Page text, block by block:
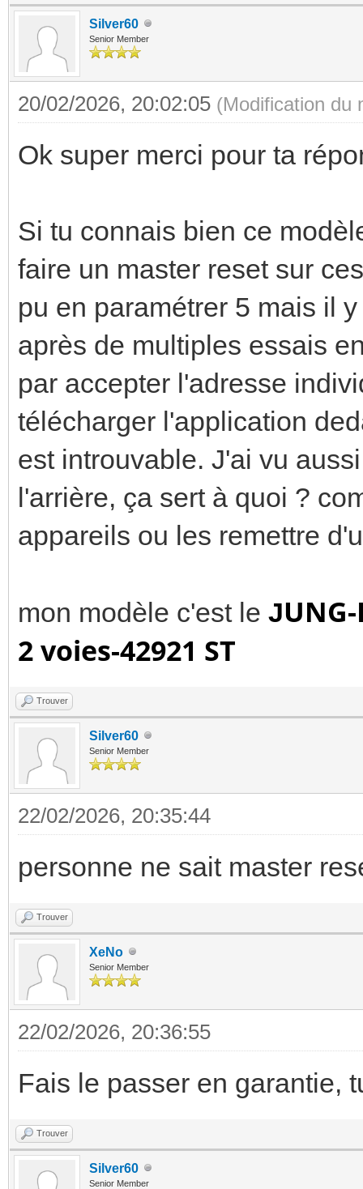
Silver60
Senior Member
20/02/2026, 20:02:05 (Modification du
Ok super merci pour ta
Si tu connais bien ce
faire un master reset sur
pu en paramétrer 5 mais il
après de multiples essais
par accepter l'adresse
télécharger l'application
est introuvable. J'ai vu
l'arrière, ça sert à quoi ?
appareils ou les remettre
mon modèle c'est le J
2 voies-42921 ST
Trouver
Silver60
Senior Member
22/02/2026, 20:35:44
personne ne sait master
Trouver
XeNo
Senior Member
22/02/2026, 20:36:55
Fais le passer en garantie,
Trouver
Silver60
Senior Member